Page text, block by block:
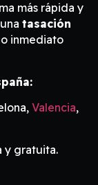
más rápida y
tasación
inmediato
Valencia,
y gratuita.